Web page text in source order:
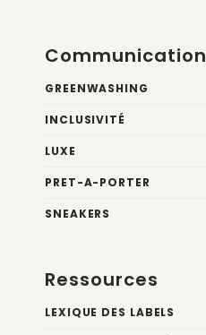
Communication
GREENWASHING
INCLUSIVITÉ
LUXE
PRET-A-PORTER
SNEAKERS
Ressources
LEXIQUE DES LABELS